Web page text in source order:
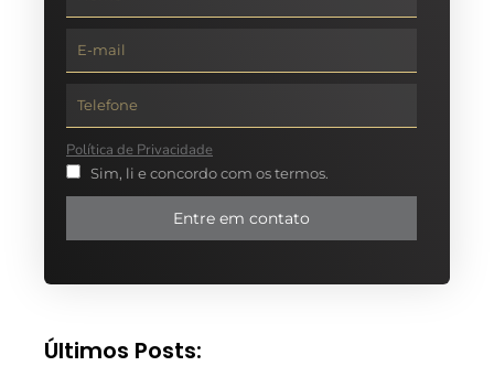
Política de Privacidade
Sim, li e concordo com os termos.
Entre em contato
Últimos Posts: